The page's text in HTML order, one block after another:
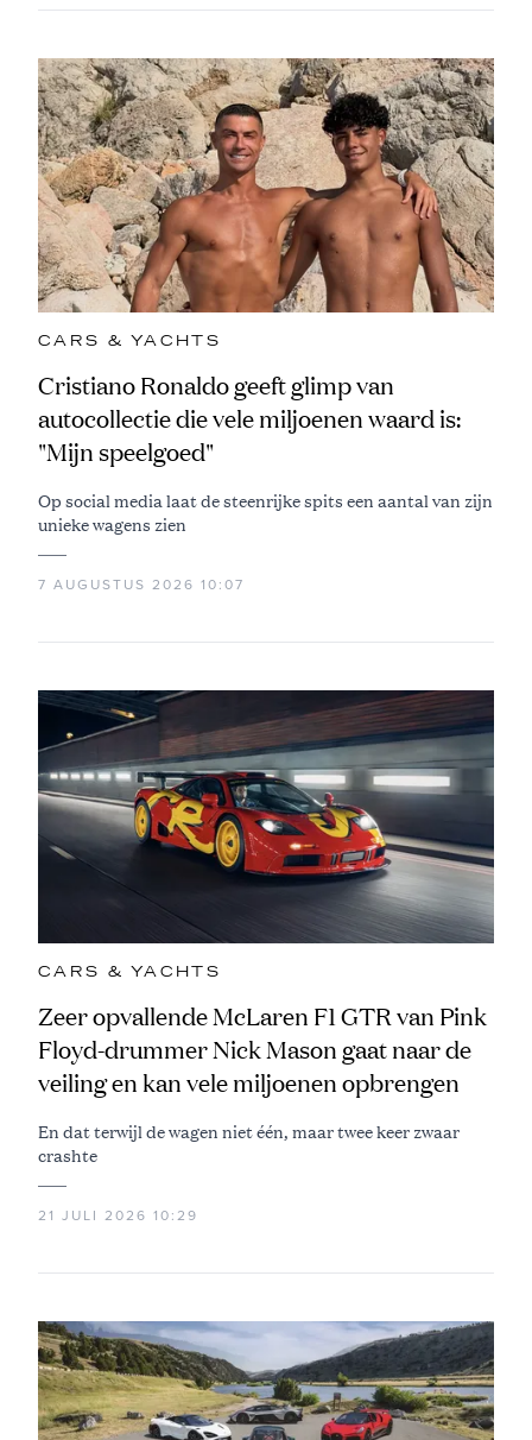
CARS & YACHTS
Cristiano Ronaldo geeft glimp van
autocollectie die vele miljoenen waard is:
"Mijn speelgoed"
Op social media laat de steenrijke spits een aantal van zijn
unieke wagens zien
7 AUGUSTUS 2026 10:07
CARS & YACHTS
Zeer opvallende McLaren F1 GTR van Pink
Floyd-drummer Nick Mason gaat naar de
veiling en kan vele miljoenen opbrengen
En dat terwijl de wagen niet één, maar twee keer zwaar
crashte
21 JULI 2026 10:29